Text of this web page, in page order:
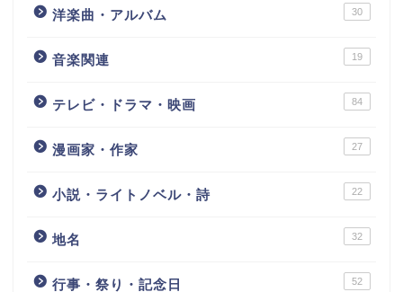
洋楽曲・アルバム 30
音楽関連 19
テレビ・ドラマ・映画 84
漫画家・作家 27
小説・ライトノベル・詩 22
地名 32
行事・祭り・記念日 52